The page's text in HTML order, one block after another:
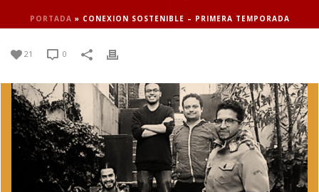
PORTADA » CONEXION SOSTENIBLE – PRIMERA TEMPORADA
21 0